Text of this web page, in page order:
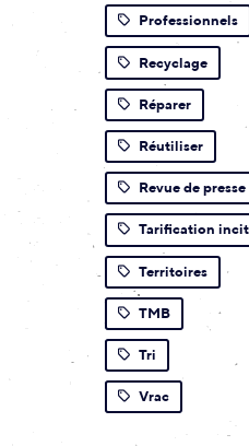
Professionnels
Recyclage
Réparer
Réutiliser
Revue de presse
Tarification
Territoires
TMB
Tri
Vrac